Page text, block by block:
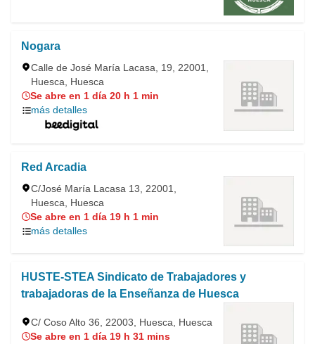
Nogara
Calle de José María Lacasa, 19, 22001,
Huesca, Huesca
Se abre en 1 día 20 h 1 min
más detalles
Red Arcadia
C/José María Lacasa 13, 22001,
Huesca, Huesca
Se abre en 1 día 19 h 1 min
más detalles
HUSTE-STEA Sindicato de Trabajadores y
trabajadoras de la Enseñanza de Huesca
C/ Coso Alto 36, 22003, Huesca, Huesca
Se abre en 1 día 19 h 31 mins